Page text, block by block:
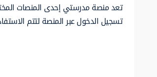
تعد منصة مدرستي إحدى المنصات
تسجيل الدخول عبر المنصة لتتم